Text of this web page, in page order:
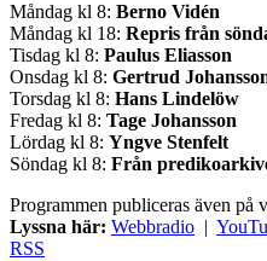
Måndag kl 8: Berno Vidén
Måndag kl 18: Repris från
Tisdag kl 8: Paulus Eliasson
Onsdag kl 8: Gertrud
Torsdag kl 8: Hans Lindelöw
Fredag kl 8: Tage Johansson
Lördag kl 8: Yngve Stenfelt
Söndag kl 8: Från
Programmen publiceras även på
Lyssna här: Webbradio |
RSS